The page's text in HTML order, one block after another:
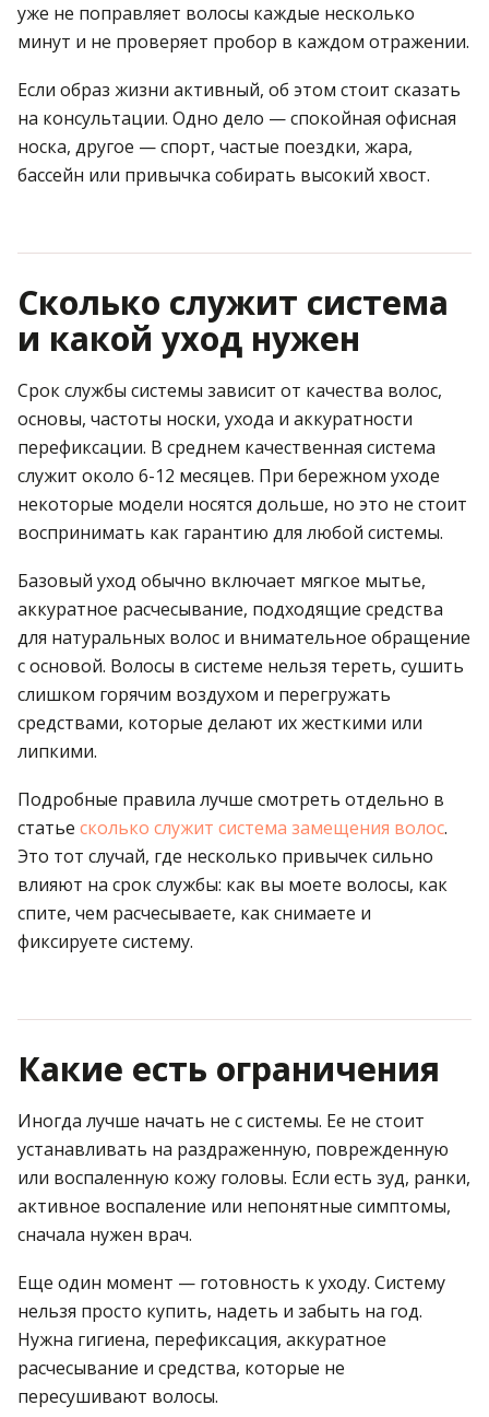
уже не поправляет волосы каждые несколько
минут и не проверяет пробор в каждом отражении.
Если образ жизни активный, об этом стоит сказать
на консультации. Одно дело — спокойная офисная
носка, другое — спорт, частые поездки, жара,
бассейн или привычка собирать высокий хвост.
Сколько служит система
и какой уход нужен
Срок службы системы зависит от качества волос,
основы, частоты носки, ухода и аккуратности
перефиксации. В среднем качественная система
служит около 6-12 месяцев. При бережном уходе
некоторые модели носятся дольше, но это не стоит
воспринимать как гарантию для любой системы.
Базовый уход обычно включает мягкое мытье,
аккуратное расчесывание, подходящие средства
для натуральных волос и внимательное обращение
с основой. Волосы в системе нельзя тереть, сушить
слишком горячим воздухом и перегружать
средствами, которые делают их жесткими или
липкими.
Подробные правила лучше смотреть отдельно в
статье сколько служит система замещения волос.
Это тот случай, где несколько привычек сильно
влияют на срок службы: как вы моете волосы, как
спите, чем расчесываете, как снимаете и
фиксируете систему.
Какие есть ограничения
Иногда лучше начать не с системы. Ее не стоит
устанавливать на раздраженную, поврежденную
или воспаленную кожу головы. Если есть зуд, ранки,
активное воспаление или непонятные симптомы,
сначала нужен врач.
Еще один момент — готовность к уходу. Систему
нельзя просто купить, надеть и забыть на год.
Нужна гигиена, перефиксация, аккуратное
расчесывание и средства, которые не
пересушивают волосы.